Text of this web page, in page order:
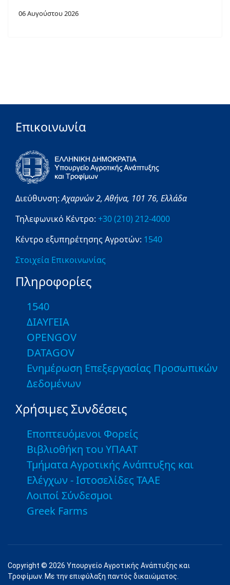
06 Αυγούστου 2026
Επικοινωνία
Διεύθυνση:Αχαρνών 2,Αθήνα, 101 76, Ελλάδα
Τηλεφωνικό Κέντρο: +30 (210) 212-4000
Κέντρο εξυπηρέτησης Αγροτών: 1540
Στοιχεία Επικοινωνίας
Πληροφορίες
1540
ΔΙΑΥΓΕΙΑ
OPENGOV
DATAGOV
Ενημέρωση Επεξεργασίας Προσωπικών
Δεδομένων
Χρήσιμες Συνδέσεις
Εποπτευόμενοι Φορείς
Βιβλιοθήκη του ΥΠΑΑΤ
Τμήματα Αγροτικής Ανάπτυξης και
Ελέγχων - Ιστοσελίδες ΤΑΑΕ
Λοιποί Σύνδεσμοι
Greek Farms
Copyright © 2026 Υπουργείο Αγροτικής Ανάπτυξης και
Τροφίμων. Με την επιφύλαξη παντός δικαιώματος.